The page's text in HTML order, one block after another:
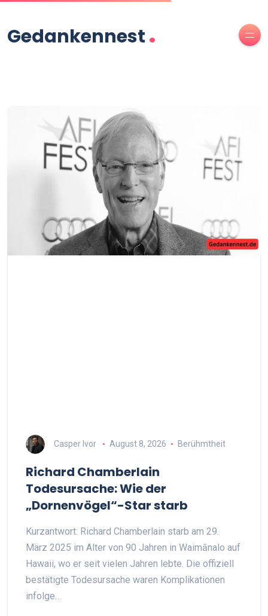
Gedankennest.
Casper Ivor August 8, 2026 Berühmtheit
Richard Chamberlain
Todesursache: Wie der
„Dornenvögel“-Star starb
Kurzantwort: Richard Chamberlain starb am 29.
März 2025 im Alter von 90 Jahren in Waimānalo auf
Hawaii, wo er seit vielen Jahren lebte. Die offiziell
bestätigte Todesursache waren Komplikationen
infolge…